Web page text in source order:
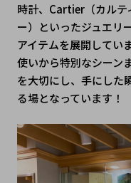
時計、Cartier（カルテ
ー）といったジュエリ
アイテムを展開してい
使いから特別なシーン
を大切にし、手にした
る場となっています！